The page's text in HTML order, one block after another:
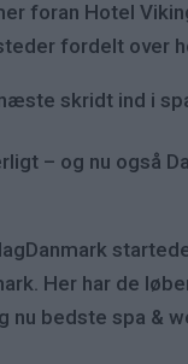
foran Hotel
fordelt over
skridt ind i
– og nu også
Her har de
bedste spa &